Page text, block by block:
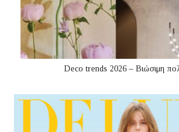
Deco trends 2026 – Βιώσιμη